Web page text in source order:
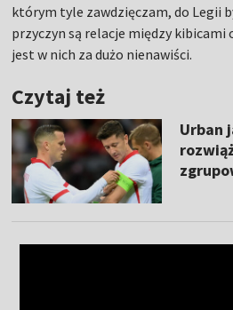
którym tyle zawdzięczam, do Legii
przyczyn są relacje między kibicami
jest w nich za dużo nienawiści.
Czytaj też
Urban